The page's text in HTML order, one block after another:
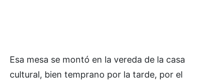
Esa mesa se montó en la vereda de la casa
cultural, bien temprano por la tarde, por el